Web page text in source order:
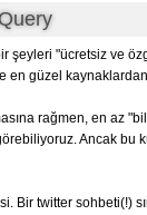
şeyleri "ücretsiz ve
en güzel
rağmen, en az
Ancak bu
Bir twitter sohbeti(!)